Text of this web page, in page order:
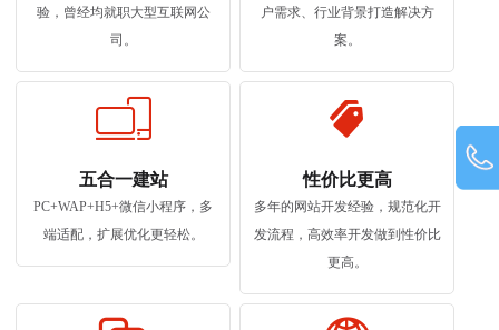
验，曾经均就职大型互联网公
司。
户需求、行业背景打造解决方
案。
五合一建站
PC+WAP+H5+微信小程序，多
端适配，扩展优化更轻松。
性价比更高
多年的网站开发经验，规范化开
发流程，高效率开发做到性价比
更高。